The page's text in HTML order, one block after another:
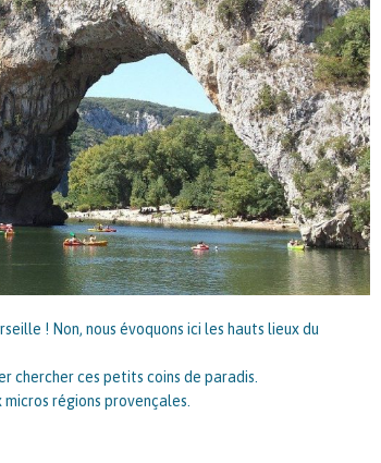
! Non, nous évoquons ici les hauts lieux du
chercher ces petits coins de paradis.
régions provençales.